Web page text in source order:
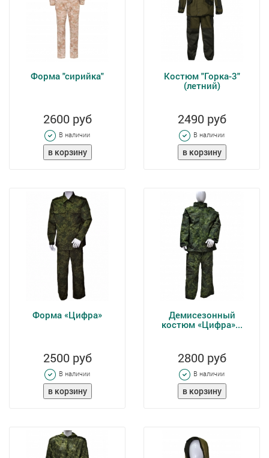
Форма "сирийка"
2600 руб
В наличии
Костюм "Горка-3"
(летний)
2490 руб
В наличии
Форма «Цифра»
2500 руб
В наличии
Демисезонный
костюм «Цифра»...
2800 руб
В наличии